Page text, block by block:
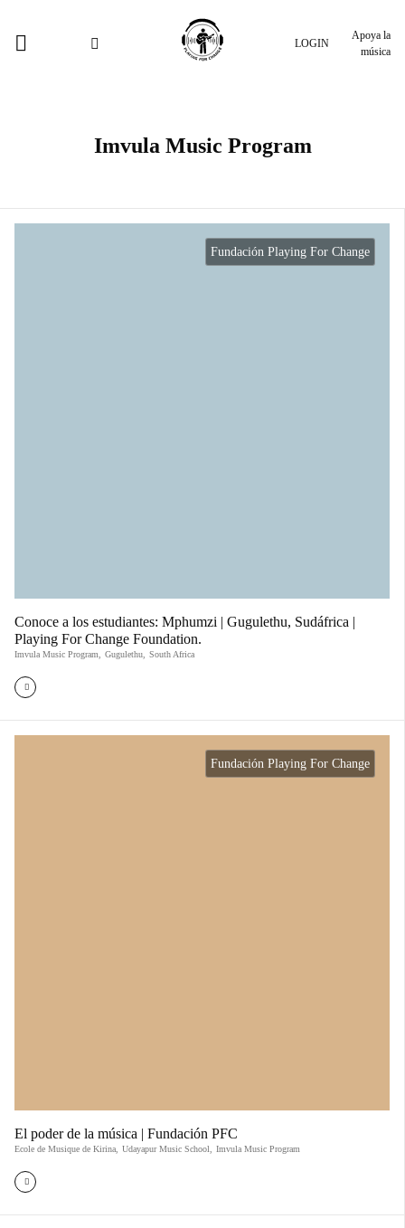
LOGIN
Apoya la
música
Imvula Music Program
Fundación Playing For Change
Conoce a los estudiantes: Mphumzi | Gugulethu, Sudáfrica |
Playing For Change Foundation.
Imvula Music Program Gugulethu South Africa
Fundación Playing For Change
El poder de la música | Fundación PFC
Ecole de Musique de Kirina Udayapur Music School Imvula Music Program